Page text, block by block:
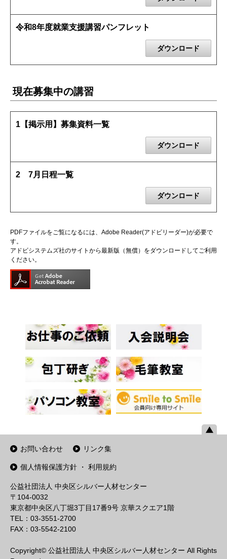
令和8年度就業支援講習パンフレット
ダウンロード
現在募集中の講習
1【掲示用】募集資料一覧
ダウンロード
2 7月日程一覧
ダウンロード
PDFファイルをご覧になるには、Adobe Reader(アドビリーダー)が必要で
す。
アドビシステムズ社のサイトから最新版（無償）をダウンロードしてご利用
ください。
お問い合わせ リンク集
個人情報保護方針 ・ 利用規約
公益社団法人 中央区シルバー人材センター
〒104-0032
東京都中央区八丁堀3丁目17番9号 京華スクエア1階
TEL：03-3551-2700
FAX：03-5542-2100
Copyright© 公益社団法人 中央区シルバー人材センター All Rights